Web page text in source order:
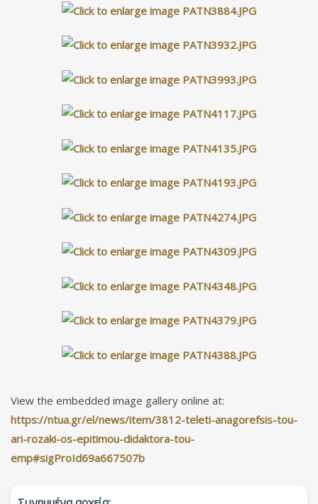
View the embedded image gallery online at:
https://ntua.gr/el/news/item/3812-teleti-anagorefsis-tou-
ari-rozaki-os-epitimou-didaktora-tou-
emp#sigProId69a667507b